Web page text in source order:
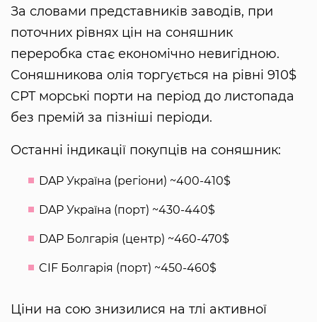
За словами представників заводів, при
поточних рівнях цін на соняшник
переробка стає економічно невигідною.
Соняшникова олія торгується на рівні 910$
CPT морські порти на період до листопада
без премій за пізніші періоди.
Останні індикації покупців на соняшник:
DAP Україна (регіони) ~400-410$
DAP Україна (порт) ~430-440$
DAP Болгарія (центр) ~460-470$
CIF Болгарія (порт) ~450-460$
Ціни на сою знизилися на тлі активної